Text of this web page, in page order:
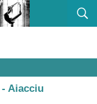
Aiacciu